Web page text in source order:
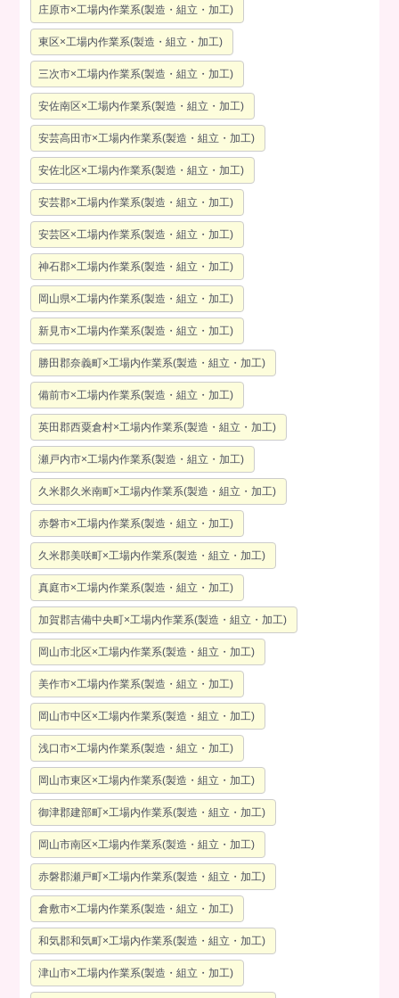
庄原市×工場内作業系(製造・組立・加工)
東区×工場内作業系(製造・組立・加工)
三次市×工場内作業系(製造・組立・加工)
安佐南区×工場内作業系(製造・組立・加工)
安芸高田市×工場内作業系(製造・組立・加工)
安佐北区×工場内作業系(製造・組立・加工)
安芸郡×工場内作業系(製造・組立・加工)
安芸区×工場内作業系(製造・組立・加工)
神石郡×工場内作業系(製造・組立・加工)
岡山県×工場内作業系(製造・組立・加工)
新見市×工場内作業系(製造・組立・加工)
勝田郡奈義町×工場内作業系(製造・組立・加工)
備前市×工場内作業系(製造・組立・加工)
英田郡西粟倉村×工場内作業系(製造・組立・加工)
瀬戸内市×工場内作業系(製造・組立・加工)
久米郡久米南町×工場内作業系(製造・組立・加工)
赤磐市×工場内作業系(製造・組立・加工)
久米郡美咲町×工場内作業系(製造・組立・加工)
真庭市×工場内作業系(製造・組立・加工)
加賀郡吉備中央町×工場内作業系(製造・組立・加工)
岡山市北区×工場内作業系(製造・組立・加工)
美作市×工場内作業系(製造・組立・加工)
岡山市中区×工場内作業系(製造・組立・加工)
浅口市×工場内作業系(製造・組立・加工)
岡山市東区×工場内作業系(製造・組立・加工)
御津郡建部町×工場内作業系(製造・組立・加工)
岡山市南区×工場内作業系(製造・組立・加工)
赤磐郡瀬戸町×工場内作業系(製造・組立・加工)
倉敷市×工場内作業系(製造・組立・加工)
和気郡和気町×工場内作業系(製造・組立・加工)
津山市×工場内作業系(製造・組立・加工)